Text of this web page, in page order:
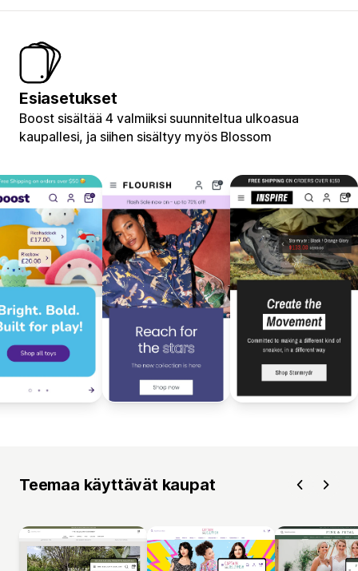
Esiasetukset
Boost sisältää 4 valmiiksi suunniteltua ulkoasua
kaupallesi, ja siihen sisältyy myös Blossom
Teemaa käyttävät kaupat